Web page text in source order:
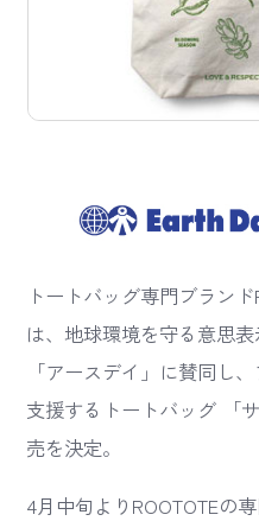
トートバッグ専門ブランド
は、地球環境を守る意思
「アースデイ」に賛同し
支援するトートバッグ 「
売を決定。
4月中旬よりROOTOTEの